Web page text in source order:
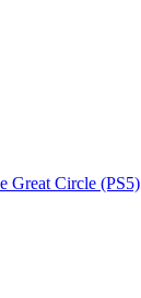
Great Circle (PS5)